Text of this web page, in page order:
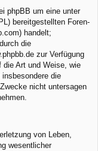
phpBB um eine unter
bereitgestellten Foren-
handelt;
die
zur Verfügung
Art und Weise, wie
die
nicht untersagen
von Leben,
wesentlicher